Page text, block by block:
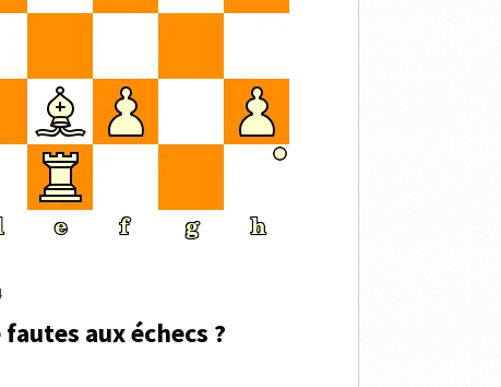
aux échecs ?